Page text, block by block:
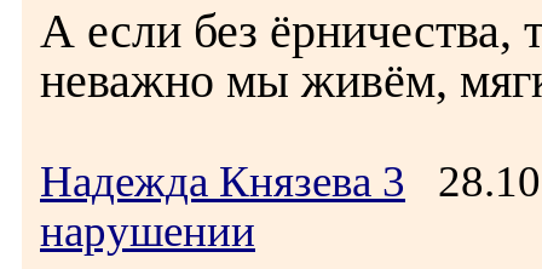
А если без
неважно мы живём,
Надежда Князева 3
нарушении